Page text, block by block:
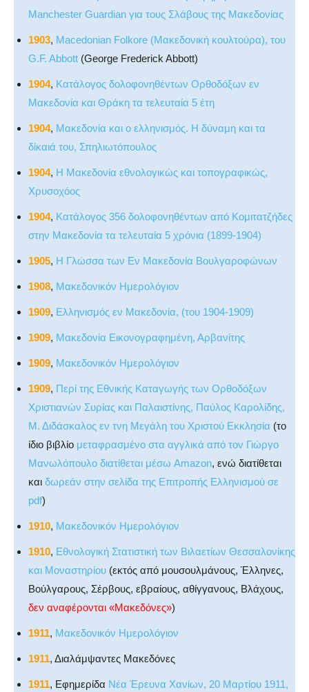
Manchester Guardian για τους Σλάβους της Μακεδονίας
1903, Macedonian Folkore (Μακεδονική κουλτούρα), του
G.F. Abbott (George Frederick Abbott)
1904, Κατάλογος δολοφονηθέντων Ορθοδόξων εν
Μακεδονία και Θράκη τα τελευταία 5 έτη
1904, Μακεδονία και ο ελληνισμός. Η δύναμη και τα
δίκαιά του, Σπηλιωτόπουλος
1904, Η Μακεδονία εθνολογικώς και τοπογραφικώς,
Χρυσοχόος
1904, Κατάλογος 356 δολοφονηθέντων από Κομιτατζήδες
στην Μακεδονία τα τελευταία 5 χρόνια (1899-1904)
1905, Η Γλώσσα των Εν Μακεδονία Βουλγαροφώνων
1908, Μακεδονικόν Ημερολόγιον
1909, Ελληνισμός εν Μακεδονία, (του 1904-1909)
1909, Μακεδονία Εικονογραφημένη, Αρβανίτης
1909, Μακεδονικόν Ημερολόγιον
1909, Περί της Εθνικής Καταγωγής των Ορθοδόξων
Χριστιανών Συρίας και Παλαιστίνης, Παύλος Καρολίδης,
Μ. Διδάσκαλος εν τνη Μεγάλη του Χριστού Εκκλησία (το
ίδιο βιβλίο μεταφρασμένο στα αγγλικά από τον Γιώργο
Μανωλόπουλο διατίθεται μέσω Amazon, ενώ διατίθεται
και δωρεάν στην σελίδα της Επιτροπής Ελληνισμού σε
pdf)
1910, Μακεδονικόν Ημερολόγιον
1910, Εθνολογική Στατιστική των Βιλαετίων Θεσσαλονίκης
και Μοναστηρίου (εκτός από μουσουλμάνους, Έλληνες,
Βούλγαρους, Σέρβους, εβραίους, αθίγγανους, Βλάχους,
δεν αναφέρονται «Μακεδόνες»)
1911, Μακεδονικόν Ημερολόγιον
1911, Διαλάμψαντες Μακεδόνες
1911, Εφημερίδα Νέα Έρευνα Χανίων, 20 Μαρτίου 1911,